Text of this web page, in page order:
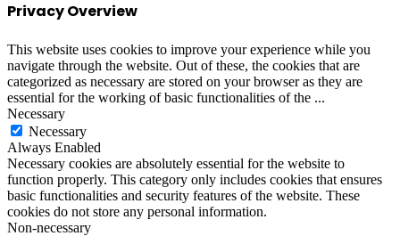
Privacy Overview
This website uses cookies to improve your experience while you
navigate through the website. Out of these, the cookies that are
categorized as necessary are stored on your browser as they are
essential for the working of basic functionalities of the ...
Necessary
Necessary
Always Enabled
Necessary cookies are absolutely essential for the website to
function properly. This category only includes cookies that ensures
basic functionalities and security features of the website. These
cookies do not store any personal information.
Non-necessary